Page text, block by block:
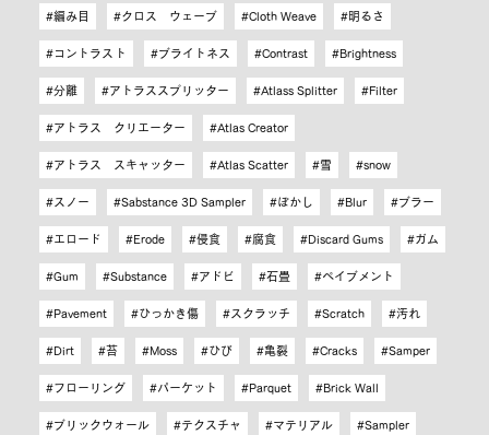
編み目 クロス ウェーブ Cloth Weave 明るさ
コントラスト ブライトネス Contrast Brightness
分離 アトラススプリッター Atlass Splitter Filter
アトラス クリエーター Atlas Creator
アトラス スキャッター Atlas Scatter 雪 snow
スノー Sabstance 3D Sampler ぼかし Blur ブラー
エロード Erode 侵食 腐食 Discard Gums ガム
Gum Substance アドビ 石畳 ペイブメント
Pavement ひっかき傷 スクラッチ Scratch 汚れ
Dirt 苔 Moss ひび 亀裂 Cracks Samper
フローリング パーケット Parquet Brick Wall
ブリックウォール テクスチャ マテリアル Sampler